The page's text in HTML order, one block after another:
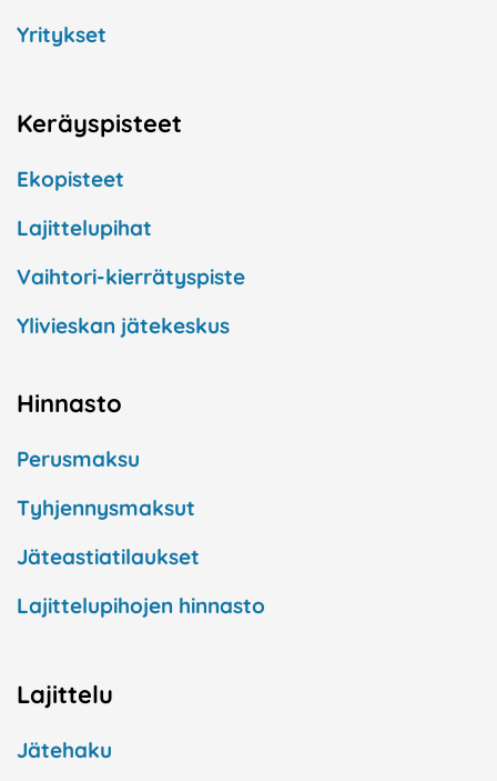
Yritykset
Keräyspisteet
Ekopisteet
Lajittelupihat
Vaihtori-kierrätyspiste
Ylivieskan jätekeskus
Hinnasto
Perusmaksu
Tyhjennysmaksut
Jäteastiatilaukset
Lajittelupihojen hinnasto
Lajittelu
Jätehaku